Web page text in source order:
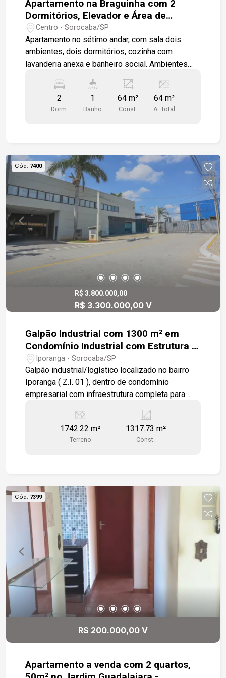
Apartamento na Braguinha com 2
Dormitórios, Elevador e Área de
Churrasqueira
Centro - Sorocaba/SP
Apartamento no sétimo andar, com sala dois
ambientes, dois dormitórios, cozinha com
lavanderia anexa e banheiro social. Ambientes
para o dia a dia. Localizado no centro de
Sorocaba, no Calçadão da Braguinha, o imóvel
oferece acesso fácil a toda a rede comercial da
busca comodidade, mobilidade e praticidade no
dia a dia.
2
Dorm.
1
Banho
64 m²
Const.
64 m²
A. Total
Cód. 7400
R$ 3.800.000,00
R$ 3.300.000,00 V
Galpão Industrial com 1300 m² em
Condomínio Industrial com Estrutura e
Segurança Completa
Iporanga - Sorocaba/SP
Galpão industrial/logístico localizado no bairro
Iporanga ( Z.I. 01 ), dentro de condomínio
empresarial com infraestrutura completa para
condomínio conta com portaria blindada com
sistema de gaiola, controle automatizado de
entrada e saída de veículos, pavimentação para
administrativa independente da área operacional,
com 4 salas que proporcionam mais organização
e funcionalidade ao dia a dia da empresa. Na área
fabril, o galpão conta com excelente estrutura
industrial, banheiros, vestiários e refeitório,
atendendo perfeitamente operações logísticas,
industriais e centros de distribuição. Localização
estratégica com fácil acesso às rodovias
Castelinho e Castelo Branco, facilitando o
escoamento logístico e a mobilidade operacional.
1742.22 m²
Terreno
1317.73 m²
Const.
Cód. 7399
R$ 200.000,00 V
Apartamento a venda com 2 quartos,